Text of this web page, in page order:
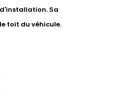
Sa
toit du véhicule.